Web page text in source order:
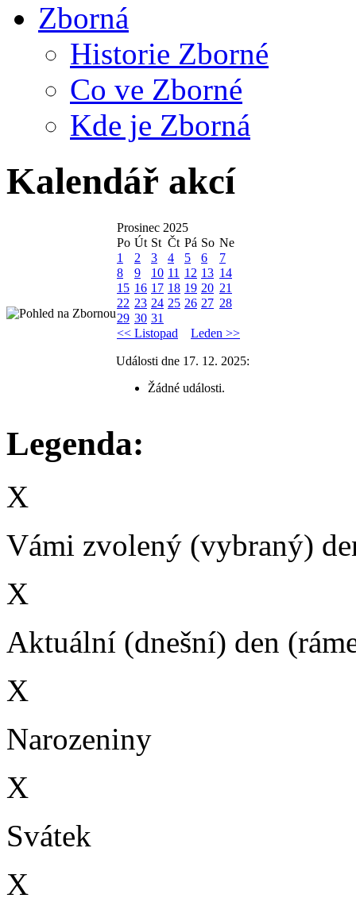
Zborná
Historie Zborné
Co ve Zborné
Kde je Zborná
Kalendář akcí
Prosinec 2025
Po Út St Čt Pá So Ne
1
2 3 4 5 6
7
8
9 10 11 12 13 14
15 16 17 18 19 20 21
22 23 24 25 26 27 28
29 30 31
<< Listopad
Leden >>
Události dne 17. 12. 2025:
Žádné události.
Legenda:
X
Vámi zvolený (vybraný)
X
Aktuální (dnešní) den
X
Narozeniny
X
Svátek
X